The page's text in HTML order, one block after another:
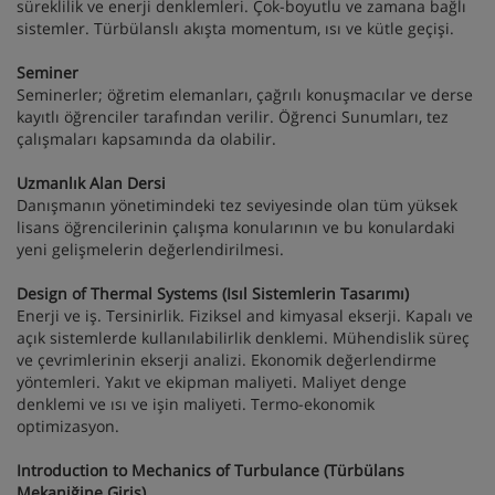
süreklilik ve enerji denklemleri. Çok-boyutlu ve zamana bağlı
sistemler. Türbülanslı akışta momentum, ısı ve kütle geçişi.
Seminer
Seminerler; öğretim elemanları, çağrılı konuşmacılar ve derse
kayıtlı öğrenciler tarafından verilir. Öğrenci Sunumları, tez
çalışmaları kapsamında da olabilir.
Uzmanlık Alan Dersi
Danışmanın yönetimindeki tez seviyesinde olan tüm yüksek
lisans öğrencilerinin çalışma konularının ve bu konulardaki
yeni gelişmelerin değerlendirilmesi.
Design of Thermal Systems (Isıl Sistemlerin Tasarımı)
Enerji ve iş. Tersinirlik. Fiziksel and kimyasal ekserji. Kapalı ve
açık sistemlerde kullanılabilirlik denklemi. Mühendislik süreç
ve çevrimlerinin ekserji analizi. Ekonomik değerlendirme
yöntemleri. Yakıt ve ekipman maliyeti. Maliyet denge
denklemi ve ısı ve işin maliyeti. Termo-ekonomik
optimizasyon.
Introduction to Mechanics of Turbulance (Türbülans